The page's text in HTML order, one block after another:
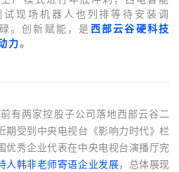
现场机器人也列排等待安装调
。创新赋能，是 西部云谷硬科技
力。
有两家控股子公司落地西部云谷二
期受到中央电视台《影响力时代》栏
优秀企业代表在中央电视台演播厅完
人韩非老师寄语企业发展，总体展现